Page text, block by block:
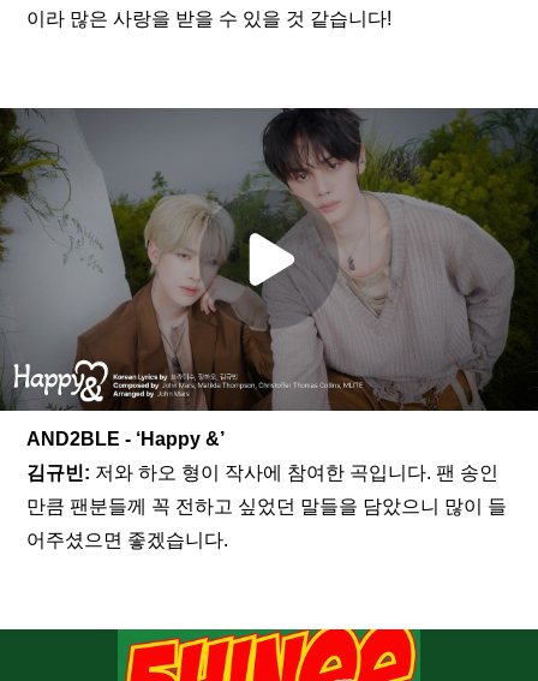
이라 많은 사랑을 받을 수 있을 것 같습니다!
AND2BLE - ‘Happy &’
김규빈: 저와 하오 형이 작사에 참여한 곡입니다. 팬 송인
만큼 팬분들께 꼭 전하고 싶었던 말들을 담았으니 많이 들
어주셨으면 좋겠습니다.